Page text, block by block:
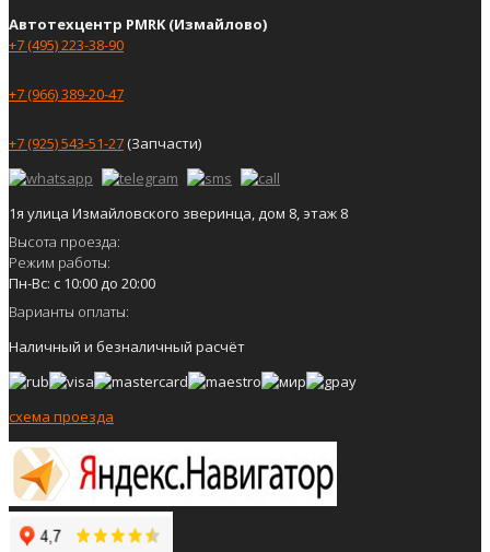
Автотехцентр PMRK (Измайлово)
+7 (495) 223-38-90
+7 (966) 389-20-47
+7 (925) 543-51-27(Запчасти)
1я улица Измайловского зверинца, дом 8, этаж 8
Высота проезда:
Режим работы:
Пн-Вс: с 10:00 до 20:00
Варианты оплаты:
Наличный и безналичный расчёт
схема проезда